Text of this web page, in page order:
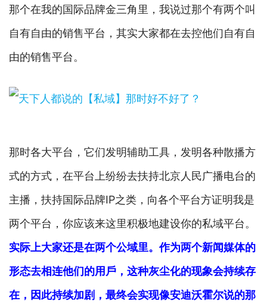
那个在我的国际品牌金三角里，我说过那个有两个叫
自有自由的销售平台，其实大家都在去控他们自有自
由的销售平台。
那时各大平台，它们发明辅助工具，发明各种散播方
式的方式，在平台上纷纷去扶持北京人民广播电台的
主播，扶持国际品牌IP之类，向各个平台方证明我是
两个平台，你应该来这里积极地建设你的私域平台。
实际上大家还是在两个公域里。作为两个新闻媒体的
形态去相连他们的用戶，这种灰尘化的现象会持续存
在，因此持续加剧，最终会实现像安迪沃霍尔说的那